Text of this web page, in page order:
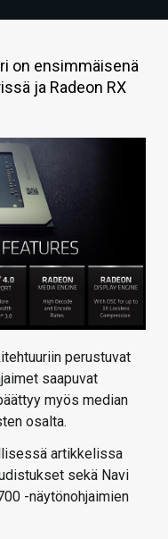
on ensimmäisenä
ja Radeon RX
perustuvat
saapuvat
myös median
osalta.
artikkelissa
sekä Navi
-näytönohjaimien